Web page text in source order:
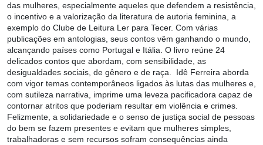
das mulheres, especialmente aqueles que defendem a resistência,
o incentivo e a valorização da literatura de autoria feminina, a
exemplo do Clube de Leitura Ler para Tecer. Com várias
publicações em antologias, seus contos vêm ganhando o mundo,
alcançando países como Portugal e Itália. O livro reúne 24
delicados contos que abordam, com sensibilidade, as
desigualdades sociais, de gênero e de raça. Idê Ferreira aborda
com vigor temas contemporâneos ligados às lutas das mulheres e,
com sutileza narrativa, imprime uma leveza pacificadora capaz de
contornar atritos que poderiam resultar em violência e crimes.
Felizmente, a solidariedade e o senso de justiça social de pessoas
do bem se fazem presentes e evitam que mulheres simples,
trabalhadoras e sem recursos sofram consequências ainda